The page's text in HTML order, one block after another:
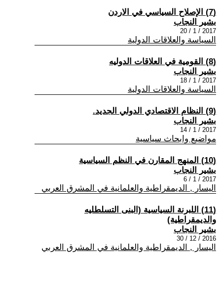
(7) الإصلاح السياسي في الاردن
بشير النجاب
2017 / 1 / 20
السياسة والعلاقات الدولية
(8) القومية في العلاقات الدوليه
بشير النجاب
2017 / 1 / 18
السياسة والعلاقات الدولية
(9) النظام الاقتصادي الدولي الجديد.
بشير النجاب
2017 / 1 / 14
مواضيع وابحاث سياسية
(10) المنهج المقارن في النظم السياسية
بشير النجاب
2017 / 1 / 6
اليسار , الديمقراطية والعلمانية في المشرق العربي
(11) اللبرنة السياسية (البنى التسلطليه
والديمقراطية)
بشير النجاب
2016 / 12 / 30
اليسار , الديمقراطية والعلمانية في المشرق العربي